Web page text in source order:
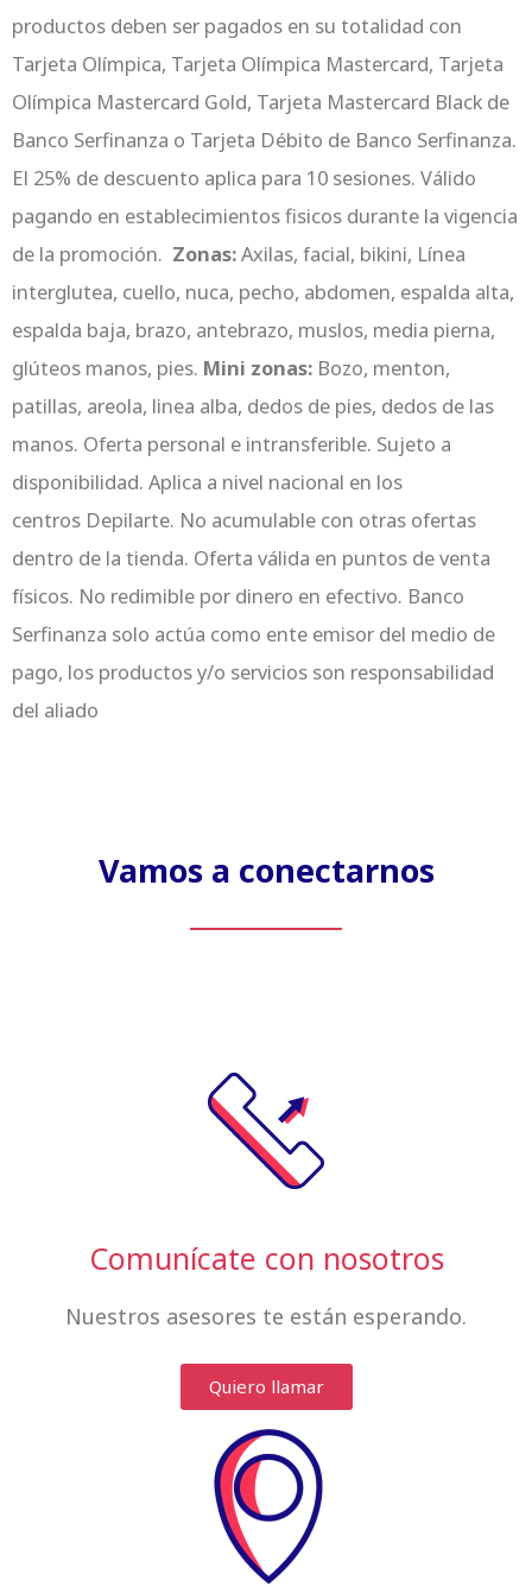
productos deben ser pagados en su totalidad con
Tarjeta Olímpica, Tarjeta Olímpica Mastercard, Tarjeta
Olímpica Mastercard Gold, Tarjeta Mastercard Black de
Banco Serfinanza o Tarjeta Débito de Banco Serfinanza.
El 25% de descuento aplica para 10 sesiones. Válido
pagando en establecimientos fisicos durante la vigencia
de la promoción. Zonas:Axilas, facial, bikini, Línea
interglutea, cuello, nuca, pecho, abdomen, espalda alta,
espalda baja, brazo, antebrazo, muslos, media pierna,
glúteos manos, pies. Mini zonas: Bozo, menton,
patillas, areola, linea alba, dedos de pies, dedos de las
manos. Oferta personal e intransferible. Sujeto a
disponibilidad. Aplica a nivel nacional en los
centros Depilarte. No acumulable con otras ofertas
dentro de la tienda. Oferta válida en puntos de venta
físicos. No redimible por dinero en efectivo. Banco
Serfinanza solo actúa como ente emisor del medio de
pago, los productos y/o servicios son responsabilidad
del aliado
Vamos a conectarnos
Comunícate con nosotros
Nuestros asesores te están esperando.
Quiero llamar